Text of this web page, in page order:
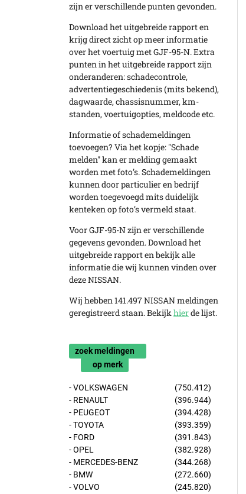
zijn er verschillende punten gevonden.
Download het uitgebreide rapport en
krijg direct zicht op meer informatie
over het voertuig met GJF-95-N. Extra
punten in het uitgebreide rapport zijn
onderanderen: schadecontrole,
advertentiegeschiedenis (mits bekend),
dagwaarde, chassisnummer, km-
standen, voertuigopties, meldcode etc.
Informatie of schademeldingen
toevoegen? Via het kopje: "Schade
melden" kan er melding gemaakt
worden met foto’s. Schademeldingen
kunnen door particulier en bedrijf
worden toegevoegd mits duidelijk
kenteken op foto’s vermeld staat.
Voor GJF-95-N zijn er verschillende
gegevens gevonden. Download het
uitgebreide rapport en bekijk alle
informatie die wij kunnen vinden over
deze NISSAN.
Wij hebben 141.497 NISSAN meldingen
geregistreerd staan. Bekijkhierde lijst.
zoek meldingen
op merk
- VOLKSWAGEN
(750.412)
- RENAULT
(396.944)
- PEUGEOT
(394.428)
- TOYOTA
(393.359)
- FORD
(391.843)
- OPEL
(382.928)
- MERCEDES-BENZ
(344.268)
- BMW
(272.660)
- VOLVO
(245.820)